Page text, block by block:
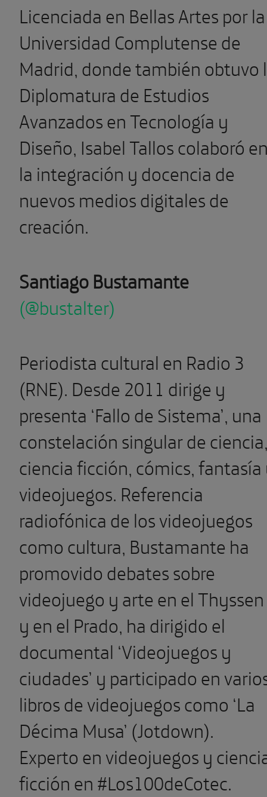
Licenciada en Bellas Artes por la
Universidad Complutense de
Madrid, donde también obtuvo
Diplomatura de Estudios
Avanzados en Tecnología y
Diseño, Isabel Tallos colaboró
la integración y docencia de
nuevos medios digitales de
creación.
Santiago Bustamante
(@bustalter)
Periodista cultural en Radio 3
(RNE). Desde 2011 dirige y
presenta ‘Fallo de Sistema’, una
constelación singular de
ciencia ficción, cómics,
videojuegos. Referencia
radiofónica de los videojuegos
como cultura, Bustamante ha
promovido debates sobre
videojuego y arte en el Thyssen
y en el Prado, ha dirigido el
documental ‘Videojuegos y
ciudades’ y participado en
libros de videojuegos como ‘La
Décima Musa’ (Jotdown).
Experto en videojuegos y
ficción en #Los100deCotec.